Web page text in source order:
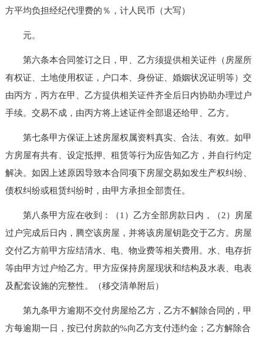
方平均负担经纪代理费的％，计人民币（大写）
元。
第六条本合同签订之日，甲、乙方须提供相关证件（房屋所
有权证、土地使用权证，户口本、身份证、婚姻状况证明等）交
由丙方，丙方在甲、乙方提供相关证件齐全后日内协助办理过户
手续。交易不成，由丙方将上述证件全部退还给甲、乙方。
第七条甲方保证上述房屋权属资料真实、合法、有效。如甲
方房屋有共有、设定抵押、租赁等行为应告知乙方，并自行约定
解决。如因上述原因导致本合同项下房屋交易如发生产权纠纷、
债权纠纷或租赁纠纷时，由甲方承担全部责任。
第八条甲方应在收到：（1）乙方全部房款日内，（2）房屋
过户完成后日内，腾空该房屋，并将该房屋钥匙交于乙方。房屋
交付乙方前甲方应结清水、电、物业费等相关费用。水、电存折
等由甲方过户给乙方。甲方应保持房屋现状和结构及水表、电表
及配套设施的完整性。（移交清单附后）
第九条甲方逾期不交付房屋给乙方，乙方不解除合同的，甲
方每逾期一日，按已付房款的%向乙方支付违约金；乙方解除合